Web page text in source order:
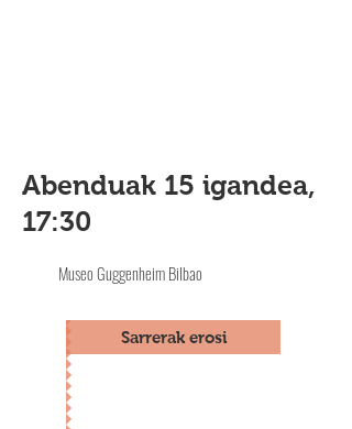
Abenduak 15 igandea,
17:30
Museo Guggenheim Bilbao
Sarrerak erosi